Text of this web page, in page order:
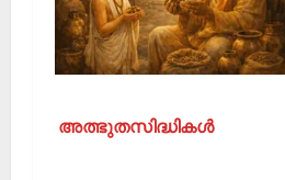
അത്ഭുതസിദ്ധികൾ